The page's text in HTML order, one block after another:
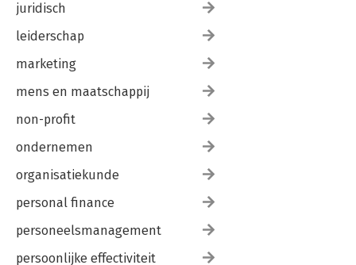
juridisch
leiderschap
marketing
mens en maatschappij
non-profit
ondernemen
organisatiekunde
personal finance
personeelsmanagement
persoonlijke effectiviteit